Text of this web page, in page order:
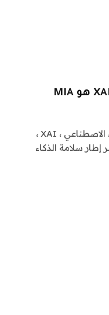
أخطأت شركة إيلون موسك من الذكاء الاصطناعي ، XAI ،
إطار سلامة الذكاء